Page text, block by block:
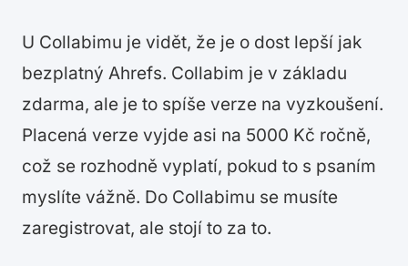
U Collabimu je vidět, že je o dost lepší jak
bezplatný Ahrefs. Collabim je v základu
zdarma, ale je to spíše verze na vyzkoušení.
Placená verze vyjde asi na 5000 Kč ročně,
což se rozhodně vyplatí, pokud to s psaním
myslíte vážně. Do Collabimu se musíte
zaregistrovat, ale stojí to za to.